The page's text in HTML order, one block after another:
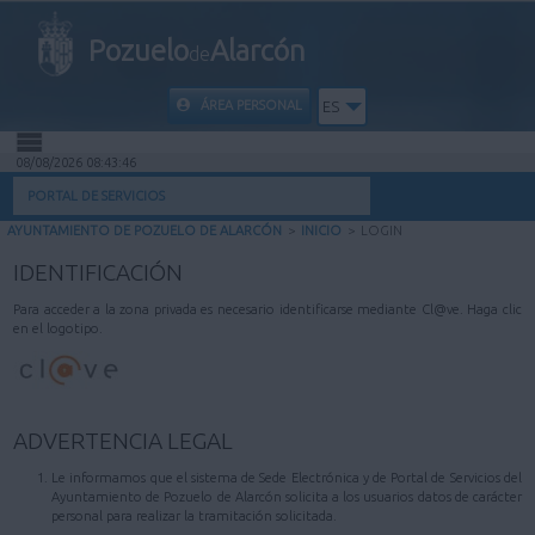
PozuelodeAlarcón
ÁREA PERSONAL ES
INICIO
MI CARPETA
INFORMACIÓN MUNICIPAL
AYUDA
08/08/2026 08:43:46
PORTAL DE SERVICIOS
AYUNTAMIENTO DE POZUELO DE ALARCÓN > INICIO > LOGIN
IDENTIFICACIÓN
Para acceder a la zona privada es necesario identificarse mediante Cl@ve. Haga clic
en el logotipo.
ADVERTENCIA LEGAL
Le informamos que el sistema de Sede Electrónica y de Portal de Servicios del
Ayuntamiento de Pozuelo de Alarcón solicita a los usuarios datos de carácter
personal para realizar la tramitación solicitada.